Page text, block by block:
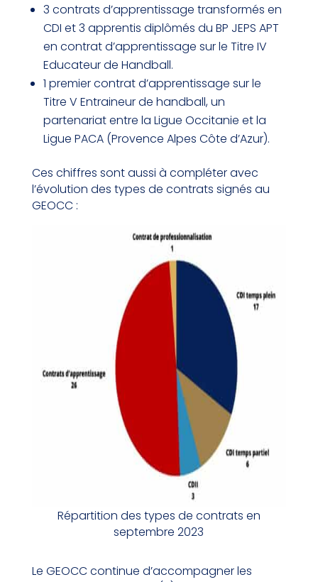
3 contrats d’apprentissage transformés en
CDI et 3 apprentis diplômés du BP JEPS APT
en contrat d’apprentissage sur le Titre IV
Educateur de Handball.
1 premier contrat d’apprentissage sur le
Titre V Entraineur de handball, un
partenariat entre la Ligue Occitanie et la
Ligue PACA (Provence Alpes Côte d’Azur).
Ces chiffres sont aussi à compléter avec
l’évolution des types de contrats signés au
GEOCC :
Répartition des types de contrats en
septembre 2023
Le GEOCC continue d’accompagner les